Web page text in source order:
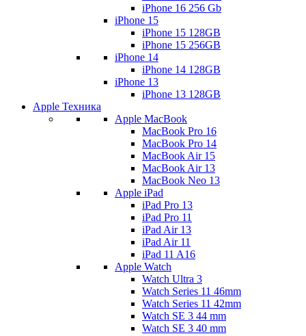
iPhone 16 256 Gb
iPhone 15
iPhone 15 128GB
iPhone 15 256GB
iPhone 14
iPhone 14 128GB
iPhone 13
iPhone 13 128GB
Apple Техника
Apple MacBook
MacBook Pro 16
MacBook Pro 14
MacBook Air 15
MacBook Air 13
MacBook Neo 13
Apple iPad
iPad Pro 13
iPad Pro 11
iPad Air 13
iPad Air 11
iPad 11 A16
Apple Watch
Watch Ultra 3
Watch Series 11 46mm
Watch Series 11 42mm
Watch SE 3 44 mm
Watch SE 3 40 mm